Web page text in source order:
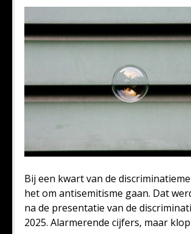
Bij een kwart van de
het om antisemitisme gaan. Dat
na de presentatie van de
2025. Alarmerende cijfers, maar